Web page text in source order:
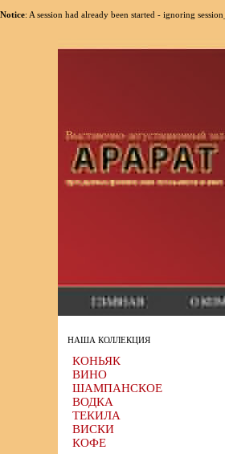
Notice: A session had already been started - ignoring
НАША КОЛЛЕКЦИЯ
КОНЬЯК
ВИНО
ШАМПАНСКОЕ
ВОДКА
ТЕКИЛА
ВИСКИ
КОФЕ